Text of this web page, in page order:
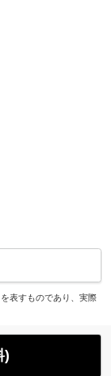
表すものであり、実際
)